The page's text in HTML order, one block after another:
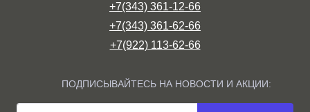
+7(343) 361-12-66
+7(343) 361-62-66
+7(922) 113-62-66
ПОДПИСЫВАЙТЕСЬ НА НОВОСТИ И АКЦИИ: